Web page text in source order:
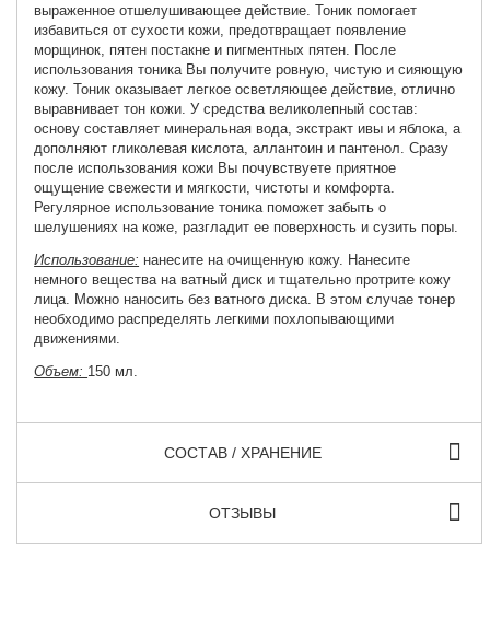
выраженное отшелушивающее действие. Тоник помогает
избавиться от сухости кожи, предотвращает появление
морщинок, пятен постакне и пигментных пятен. После
использования тоника Вы получите ровную, чистую и сияющую
кожу. Тоник оказывает легкое осветляющее действие, отлично
выравнивает тон кожи. У средства великолепный состав:
основу составляет минеральная вода, экстракт ивы и яблока, а
дополняют гликолевая кислота, аллантоин и пантенол. Сразу
после использования кожи Вы почувствуете приятное
ощущение свежести и мягкости, чистоты и комфорта.
Регулярное использование тоника поможет забыть о
шелушениях на коже, разгладит ее поверхность и сузить поры.
Использование: нанесите на очищенную кожу. Нанесите
немного вещества на ватный диск и тщательно протрите кожу
лица. Можно наносить без ватного диска. В этом случае тонер
необходимо распределять легкими похлопывающими
движениями.
Объем: 150 мл.
СОСТАВ / ХРАНЕНИЕ
ОТЗЫВЫ